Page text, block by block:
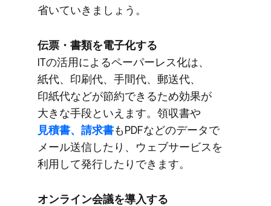
省いていきましょう。
伝票・​書類を​電子化する
ITの​活用に​よる​ペーパーレス化は、​
紙代、​印刷代、​手間代、​郵送代、​
印紙代などが​節約できるため効果が​
大きな​手段と​いえます。​領収書や
見積書、​請求書も​PDFなどの​データで​
メール送信したり、​ウェブサービスを​
利用して​発行したりできます。
オンライン会議を​導入する